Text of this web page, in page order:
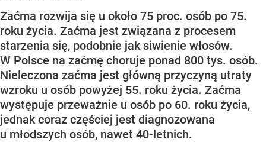
Zaćma rozwija się u około 75 proc. osób po 75.
roku życia. Zaćma jest związana z procesem
starzenia się, podobnie jak siwienie włosów.
W Polsce na zaćmę choruje ponad 800 tys. osób.
Nieleczona zaćma jest główną przyczyną utraty
wzroku u osób powyżej 55. roku życia. Zaćma
występuje przeważnie u osób po 60. roku życia,
jednak coraz częściej jest diagnozowana
u młodszych osób, nawet 40-letnich.